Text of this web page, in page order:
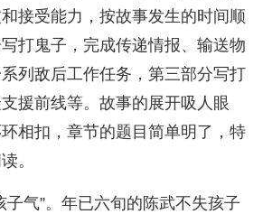
接受能力，按故事发生的时间顺
打鬼子，完成传递情报、输送物
列敌后工作任务，第三部分写打
援前线等。故事的展开吸人眼
相扣，章节的题目简单明了，特
。
子气”。年已六旬的陈武不失孩子